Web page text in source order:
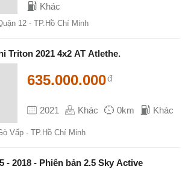
Khác
12 - TP.Hồ Chí Minh
Triton 2021 4x2 AT Atlethe.
2021 Khác 0km Khác
635.000.000đ
Vấp - TP.Hồ Chí Minh
- 2018 - Phiên bản 2.5 Sky Active